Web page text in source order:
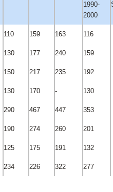
1990-
2000
110 159 163 116
130 177 240 159
150 217 235 192
130 170 - 130
290 467 447 353
190 274 260 201
125 175 191 132
234 226 322 277